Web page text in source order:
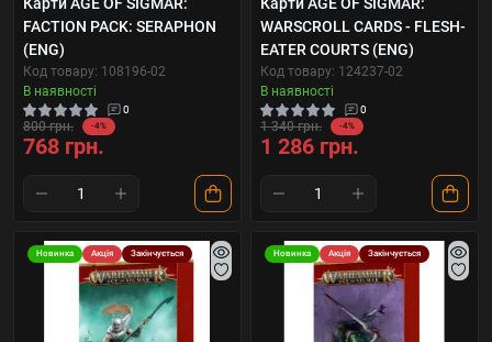
FACTION PACK: SERAPHON
(ENG)
Код товару: 108196-02
В наявності
0
800 грн. -4%
768 грн.
WARSCROLL CARDS - FLESH-
EATER COURTS (ENG)
Код товару: 124237-02
В наявності
0
1 340 грн. -4%
1 286 грн.
Новинка Акція Закінчується Новинка Акція Закінчується